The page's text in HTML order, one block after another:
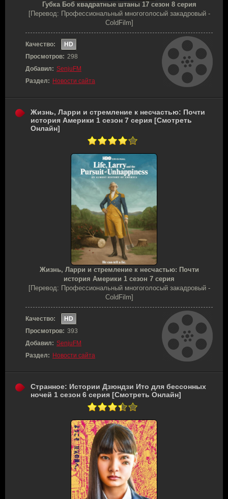
Губка Боб квадратные штаны 17 сезон 8 серия
[Перевод: Профессиональный многоголосый закадровый -
ColdFilm]
Качество:
HD
Просмотров: 298
Добавил: SenjuFM
Раздел: Новости сайта
Жизнь, Ларри и стремление к несчастью: Почти
история Америки 1 сезон 7 серия [Смотреть
Онлайн]
Жизнь, Ларри и стремление к несчастью: Почти
история Америки 1 сезон 7 серия
[Перевод: Профессиональный многоголосый закадровый -
ColdFilm]
Качество:
HD
Просмотров: 393
Добавил: SenjuFM
Раздел: Новости сайта
Странное: Истории Дзюндзи Ито для бессонных
ночей 1 сезон 6 серия [Смотреть Онлайн]